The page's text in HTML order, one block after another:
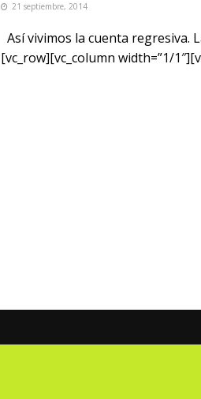
21 septiembre, 2014
Así vivimos la cuenta regresiva.
[vc_row][vc_column width=”1/